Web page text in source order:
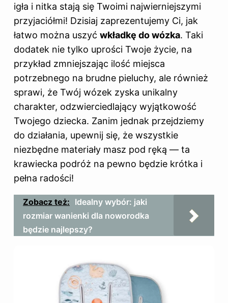
igła i nitka stają się Twoimi najwierniejszymi
przyjaciółmi! Dzisiaj zaprezentujemy Ci, jak
łatwo można uszyć wkładkę do wózka. Taki
dodatek nie tylko uprości Twoje życie, na
przykład zmniejszając ilość miejsca
potrzebnego na brudne pieluchy, ale również
sprawi, że Twój wózek zyska unikalny
charakter, odzwierciedlający wyjątkowość
Twojego dziecka. Zanim jednak przejdziemy
do działania, upewnij się, że wszystkie
niezbędne materiały masz pod ręką — ta
krawiecka podróż na pewno będzie krótka i
pełna radości!
Zobacz też: Idealny wybór: jaki
rozmiar wanienki dla noworodka
będzie najlepszy?